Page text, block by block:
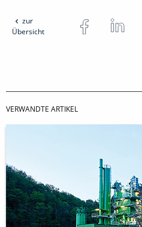
zur
Übersicht
VERWANDTE ARTIKEL